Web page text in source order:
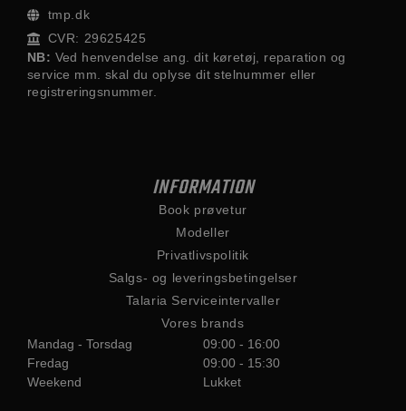
tmp.dk
CVR: 29625425
NB: Ved henvendelse ang. dit køretøj, reparation og
service mm. skal du oplyse dit stelnummer eller
registreringsnummer.
INFORMATION
Book prøvetur
Modeller
Privatlivspolitik
Salgs- og leveringsbetingelser
Talaria Serviceintervaller
Vores brands
Mandag - Torsdag
09:00 - 16:00
Fredag
09:00 - 15:30
Weekend
Lukket